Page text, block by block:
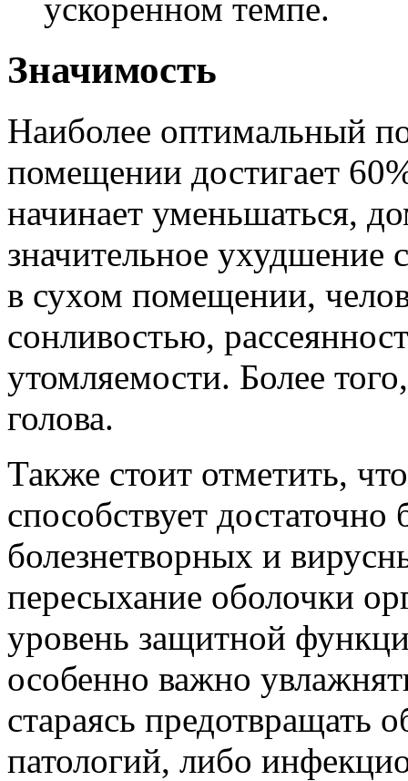
ускоренном темпе.
Значимость
Наиболее оптимальный
помещении достигает
начинает уменьшаться,
значительное ухудшение
в сухом помещении,
сонливостью,
утомляемости. Более
голова.
Также стоит отметить,
способствует
болезнетворных и
пересыхание оболочки
уровень защитной
особенно важно
стараясь предотвращать
патологий, либо